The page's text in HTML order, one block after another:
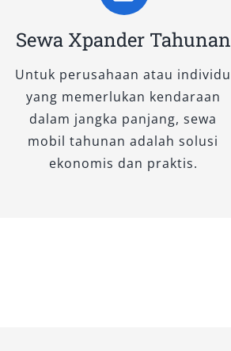
Sewa Xpander Tahunan
Untuk perusahaan atau individu
yang memerlukan kendaraan
dalam jangka panjang, sewa
mobil tahunan adalah solusi
ekonomis dan praktis.